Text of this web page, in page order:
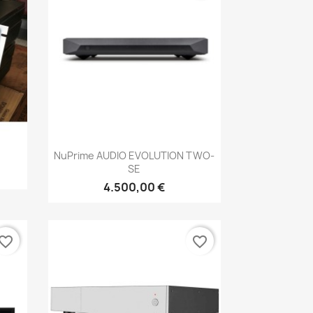
Anteprima
NuPrime AUDIO EVOLUTION TWO-
SE
4.500,00 €
favorite_border